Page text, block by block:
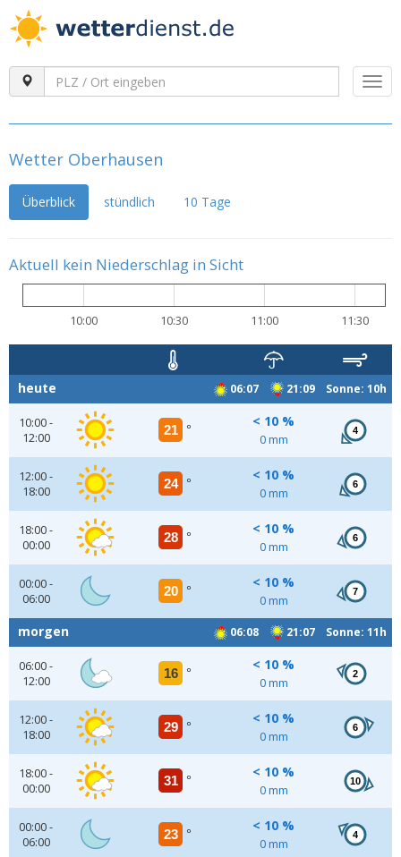
Wetter Oberhausen
Überblick stündlich 10 Tage
Aktuell kein Niederschlag in Sicht
10:00 10:30 11:00 11:30
06:07 21:09 Sonne: 10h
heute
10:00 -
12:00
21 °
< 10 %
0 mm
4
12:00 -
18:00
24 °
< 10 %
0 mm
6
18:00 -
00:00
28 °
< 10 %
0 mm
6
00:00 -
06:00
20 °
< 10 %
0 mm
7
06:08 21:07 Sonne: 11h
morgen
06:00 -
12:00
16 °
< 10 %
0 mm
2
12:00 -
18:00
29 °
< 10 %
0 mm
6
18:00 -
00:00
31 °
< 10 %
0 mm
10
00:00 -
06:00
23 °
< 10 %
0 mm
4